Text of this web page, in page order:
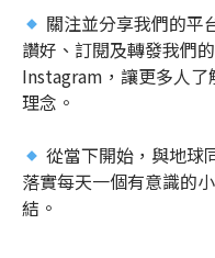
關注並分享我們的平
讚好、訂閱及轉發我們
Instagram，讓更多人
理念。
從當下開始，與地球
落實每天一個有意識的
結。